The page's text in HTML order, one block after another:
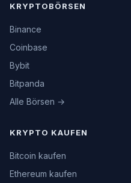
KRYPTOBÖRSEN
Binance
Coinbase
Bybit
Bitpanda
Alle Börsen →
KRYPTO KAUFEN
Bitcoin kaufen
Ethereum kaufen